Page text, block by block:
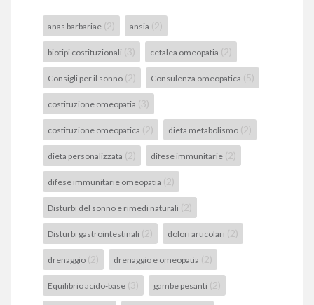
anas barbariae (2) ansia (2)
biotipi costituzionali (3) cefalea omeopatia (2)
Consigli per il sonno (2) Consulenza omeopatica (5)
costituzione omeopatia (3)
costituzione omeopatica (2) dieta metabolismo (2)
dieta personalizzata (2) difese immunitarie (2)
difese immunitarie omeopatia (2)
Disturbi del sonno e rimedi naturali (2)
Disturbi gastrointestinali (2) dolori articolari (2)
drenaggio (2) drenaggio e omeopatia (2)
Equilibrio acido-base (3) gambe pesanti (2)